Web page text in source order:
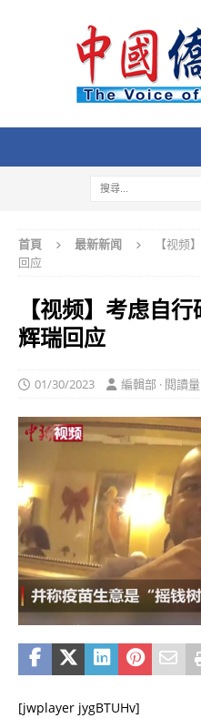
首頁 最新新闻
【视频
回应
【视频】考虑自
辉瑞回应
01/30/2023 編輯部 · 閱讀
[jwplayer jygBTUHv]